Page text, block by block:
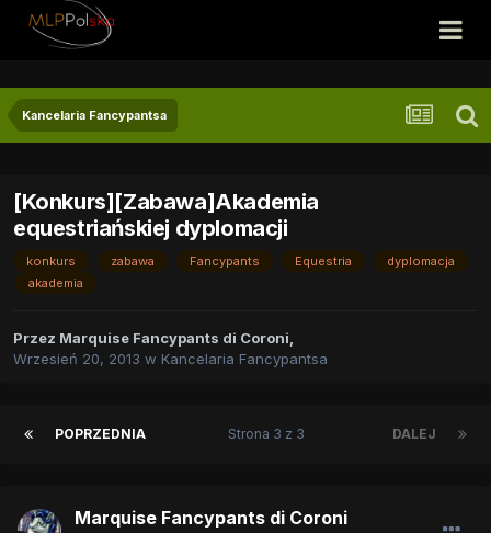
Kancelaria Fancypantsa
[Konkurs][Zabawa]Akademia
equestriańskiej dyplomacji
konkurs zabawa Fancypants Equestria
dyplomacja
akademia
Przez Marquise Fancypants di Coroni,
Wrzesień 20, 2013 w Kancelaria Fancypantsa
POPRZEDNIA DALEJ
Strona 3 z 3
Marquise Fancypants di Coroni